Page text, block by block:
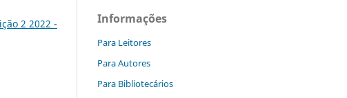
2 2022 -
Informações
Para Leitores
Para Autores
Para Bibliotecários